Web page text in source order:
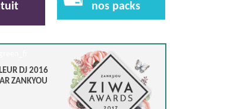
nos packs
DJ 2016
ZANKYOU